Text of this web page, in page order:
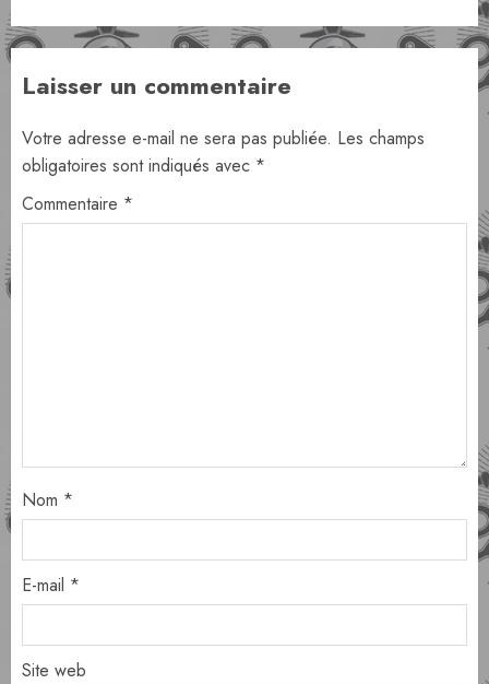
Laisser un commentaire
Votre adresse e-mail ne sera pas publiée. Les champs
obligatoires sont indiqués avec *
Commentaire *
Nom *
E-mail *
Site web